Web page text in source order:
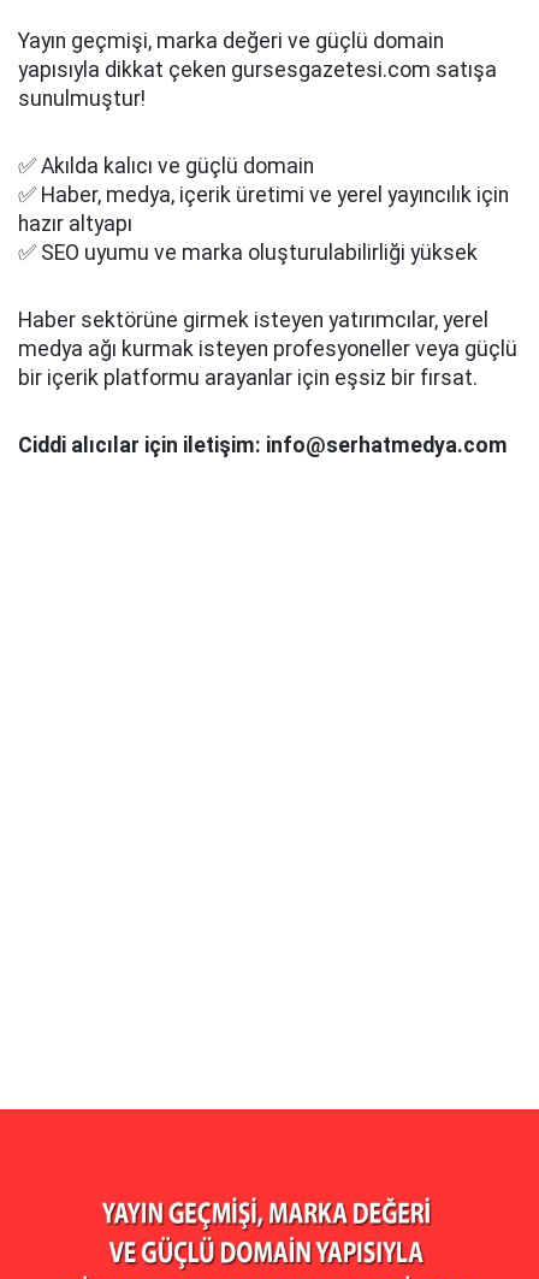
Yayın geçmişi, marka değeri ve güçlü domain
yapısıyla dikkat çeken gursesgazetesi.com satışa
sunulmuştur!
✅ Akılda kalıcı ve güçlü domain
✅ Haber, medya, içerik üretimi ve yerel yayıncılık için
hazır altyapı
✅ SEO uyumu ve marka oluşturulabilirliği yüksek
Haber sektörüne girmek isteyen yatırımcılar, yerel
medya ağı kurmak isteyen profesyoneller veya güçlü
bir içerik platformu arayanlar için eşsiz bir fırsat.
Ciddi alıcılar için iletişim: info@serhatmedya.com